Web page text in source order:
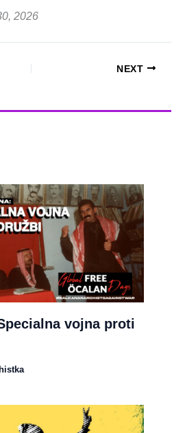
2026
NEXT
vojna proti